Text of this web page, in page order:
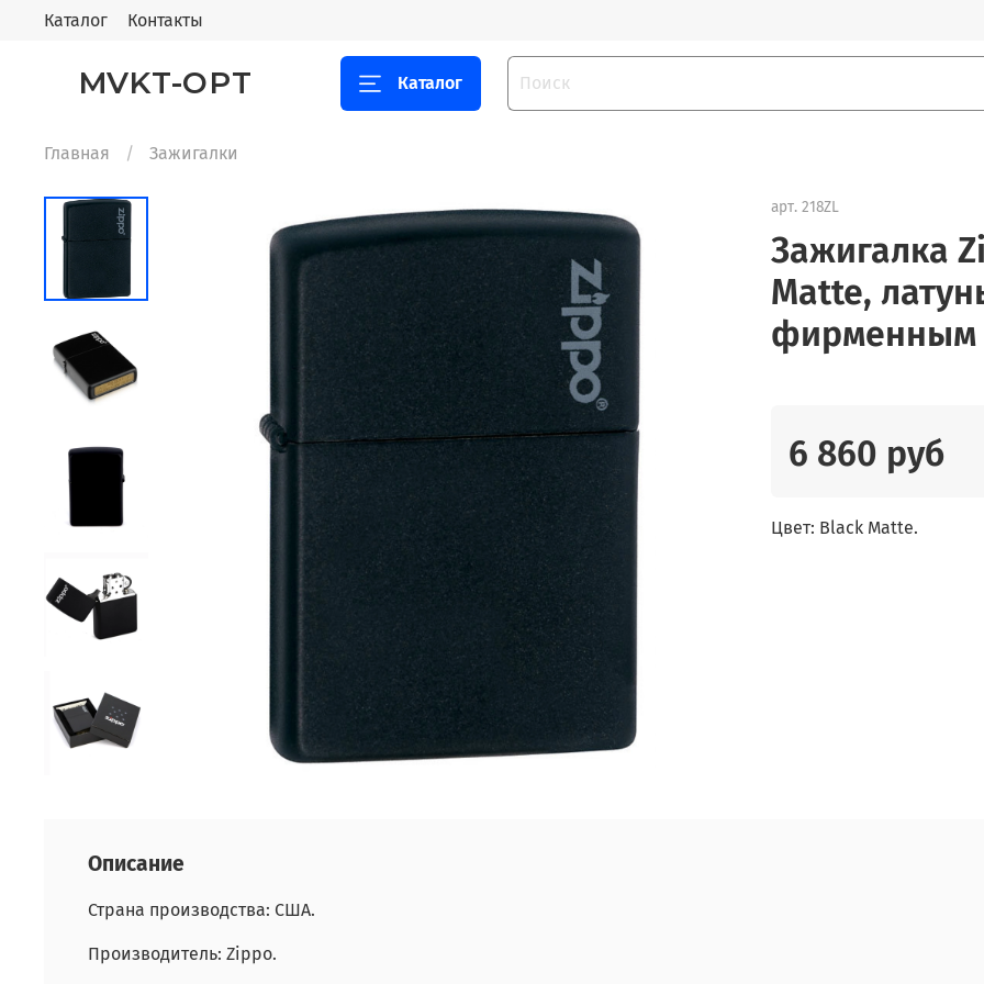
Каталог Контакты
MVKT-OPT Каталог
Главная Зажигалки
арт. 218ZL
Зажигалка
Matte,
фирменным
6 860 руб
Цвет: Black Matte.
Описание
Страна производства: США.
Производитель: Zippo.